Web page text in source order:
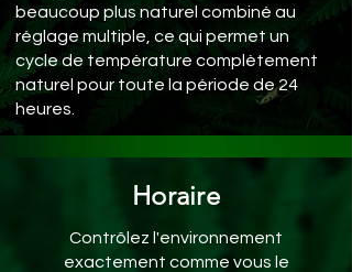
beaucoup plus naturel combiné au
réglage multiple, ce qui permet un
cycle de température complètement
naturel pour toute la période de 24
heures.
Horaire
Contrôlez l'environnement
exactement comme vous le